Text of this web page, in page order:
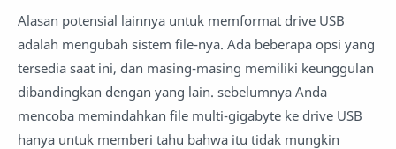
Alasan potensial lainnya untuk memformat drive USB
adalah mengubah sistem file-nya. Ada beberapa opsi yang
tersedia saat ini, dan masing-masing memiliki keunggulan
dibandingkan dengan yang lain. sebelumnya Anda
mencoba memindahkan file multi-gigabyte ke drive USB
hanya untuk memberi tahu bahwa itu tidak mungkin